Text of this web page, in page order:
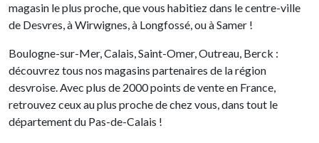
magasin le plus proche, que vous habitiez dans le centre-ville
de Desvres, à Wirwignes, à Longfossé, ou à Samer !
Boulogne-sur-Mer, Calais, Saint-Omer, Outreau, Berck :
découvrez tous nos magasins partenaires de la région
desvroise. Avec plus de 2000 points de vente en France,
retrouvez ceux au plus proche de chez vous, dans tout le
département du Pas-de-Calais !